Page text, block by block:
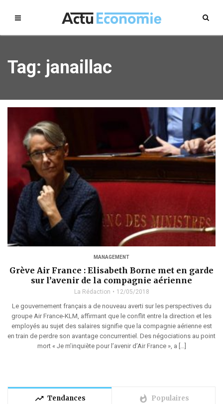
Tag: janaillac
MANAGEMENT
Grève Air France : Elisabeth Borne met en garde
sur l’avenir de la compagnie aérienne
La Rédaction 12/05/2018
Le gouvernement français a de nouveau averti sur les perspectives du
groupe Air France-KLM, affirmant que le conflit entre la direction et les
employés au sujet des salaires signifie que la compagnie aérienne est
en train de perdre son avantage concurrentiel. Des négociations au point
mort « Je m’inquiète pour l’avenir d’Air France », a […]
trending_up Tendances whatshot Populaires